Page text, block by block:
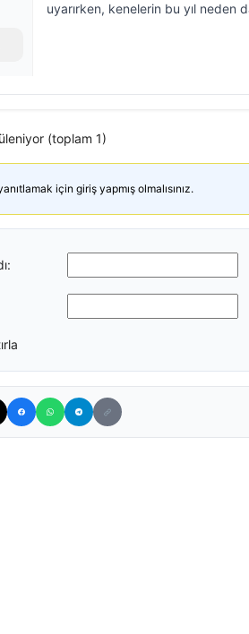
uyarırken, kenelerin bu yıl
(toplam 1)
için giriş yapmış olmalısınız.